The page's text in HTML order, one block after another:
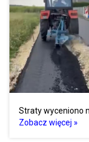
Straty wyceniono
Zobacz więcej »